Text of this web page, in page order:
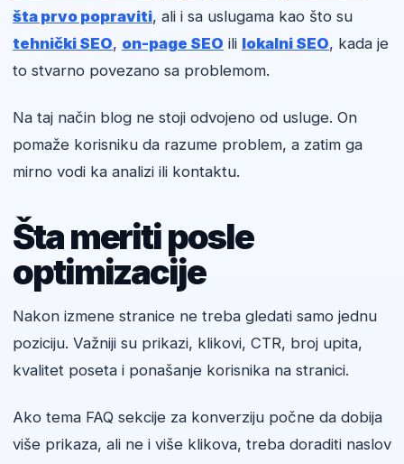
šta prvo popraviti, ali i sa uslugama kao što su
tehnički SEO, on-page SEO ili lokalni SEO, kada je
to stvarno povezano sa problemom.
Na taj način blog ne stoji odvojeno od usluge. On
pomaže korisniku da razume problem, a zatim ga
mirno vodi ka analizi ili kontaktu.
Šta meriti posle
optimizacije
Nakon izmene stranice ne treba gledati samo jednu
poziciju. Važniji su prikazi, klikovi, CTR, broj upita,
kvalitet poseta i ponašanje korisnika na stranici.
Ako tema FAQ sekcije za konverziju počne da dobija
više prikaza, ali ne i više klikova, treba doraditi naslov